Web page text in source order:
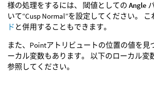
様の処理をするには、 閾値としての Angle
いて“Cusp Normal”を設定してください。 こ
ド と併用することもできます。
また、Pointアトリビュートの位置の値を見
ーカル変数もあります。 以下のローカル変
参照してください。